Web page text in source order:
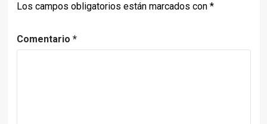
Los campos obligatorios están marcados con *
Comentario *